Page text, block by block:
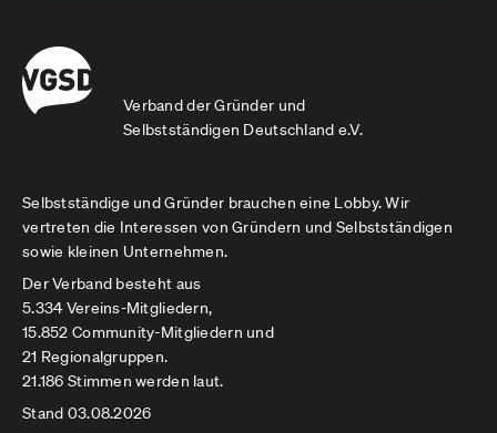
Verband der Gründer und
Selbstständigen Deutschland e.V.
Selbstständige und Gründer brauchen eine Lobby. Wir
vertreten die Interessen von Gründern und Selbstständigen
sowie kleinen Unternehmen.
Der Verband besteht aus
5.334 Vereins-Mitgliedern,
15.852 Community-Mitgliedern und
21 Regionalgruppen.
21.186 Stimmen werden laut.
Stand 03.08.2026